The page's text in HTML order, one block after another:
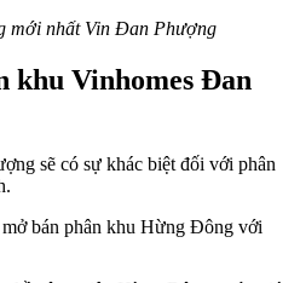
mới nhất Vin Đan Phượng
khu Vinhomes Đan
sẽ có sự khác biệt đối với phân
bán phân khu Hừng Đông với